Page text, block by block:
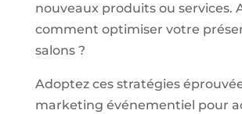
nouveaux produits ou services.
comment optimiser votre
salons ?
Adoptez ces stratégies
marketing événementiel pour